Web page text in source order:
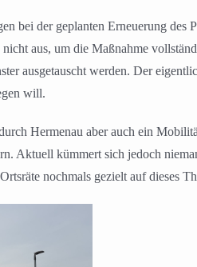
bei der geplanten Erneuerung
aus, um die Maßnahme
ausgetauscht werden. Der
will.
Hermenau aber auch ein
Aktuell kümmert sich jedoch
nochmals gezielt auf dieses